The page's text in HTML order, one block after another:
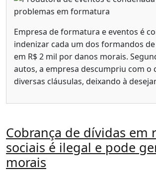
Empresa de formatura e eventos é
indenizar cada um dos formandos
em R$ 2 mil por danos morais.
autos, a empresa descumpriu com o
diversas cláusulas, deixando à
Cobrança de dívidas em
sociais é ilegal e pode
morais